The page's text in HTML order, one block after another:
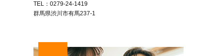
TEL：0279-24-1419
群馬県渋川市有馬237-1